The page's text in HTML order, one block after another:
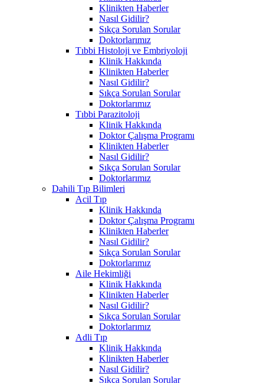
Klinikten Haberler
Nasıl Gidilir?
Sıkça Sorulan Sorular
Doktorlarımız
Tıbbi Histoloji ve Embriyoloji
Klinik Hakkında
Klinikten Haberler
Nasıl Gidilir?
Sıkça Sorulan Sorular
Doktorlarımız
Tıbbi Parazitoloji
Klinik Hakkında
Doktor Çalışma Programı
Klinikten Haberler
Nasıl Gidilir?
Sıkça Sorulan Sorular
Doktorlarımız
Dahili Tıp Bilimleri
Acil Tıp
Klinik Hakkında
Doktor Çalışma Programı
Klinikten Haberler
Nasıl Gidilir?
Sıkça Sorulan Sorular
Doktorlarımız
Aile Hekimliği
Klinik Hakkında
Klinikten Haberler
Nasıl Gidilir?
Sıkça Sorulan Sorular
Doktorlarımız
Adli Tıp
Klinik Hakkında
Klinikten Haberler
Nasıl Gidilir?
Sıkça Sorulan Sorular